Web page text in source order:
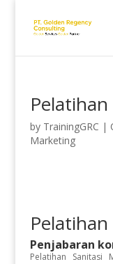
by TrainingGRC |
Marketing
Penjabaran
Pelatihan Sanitasi